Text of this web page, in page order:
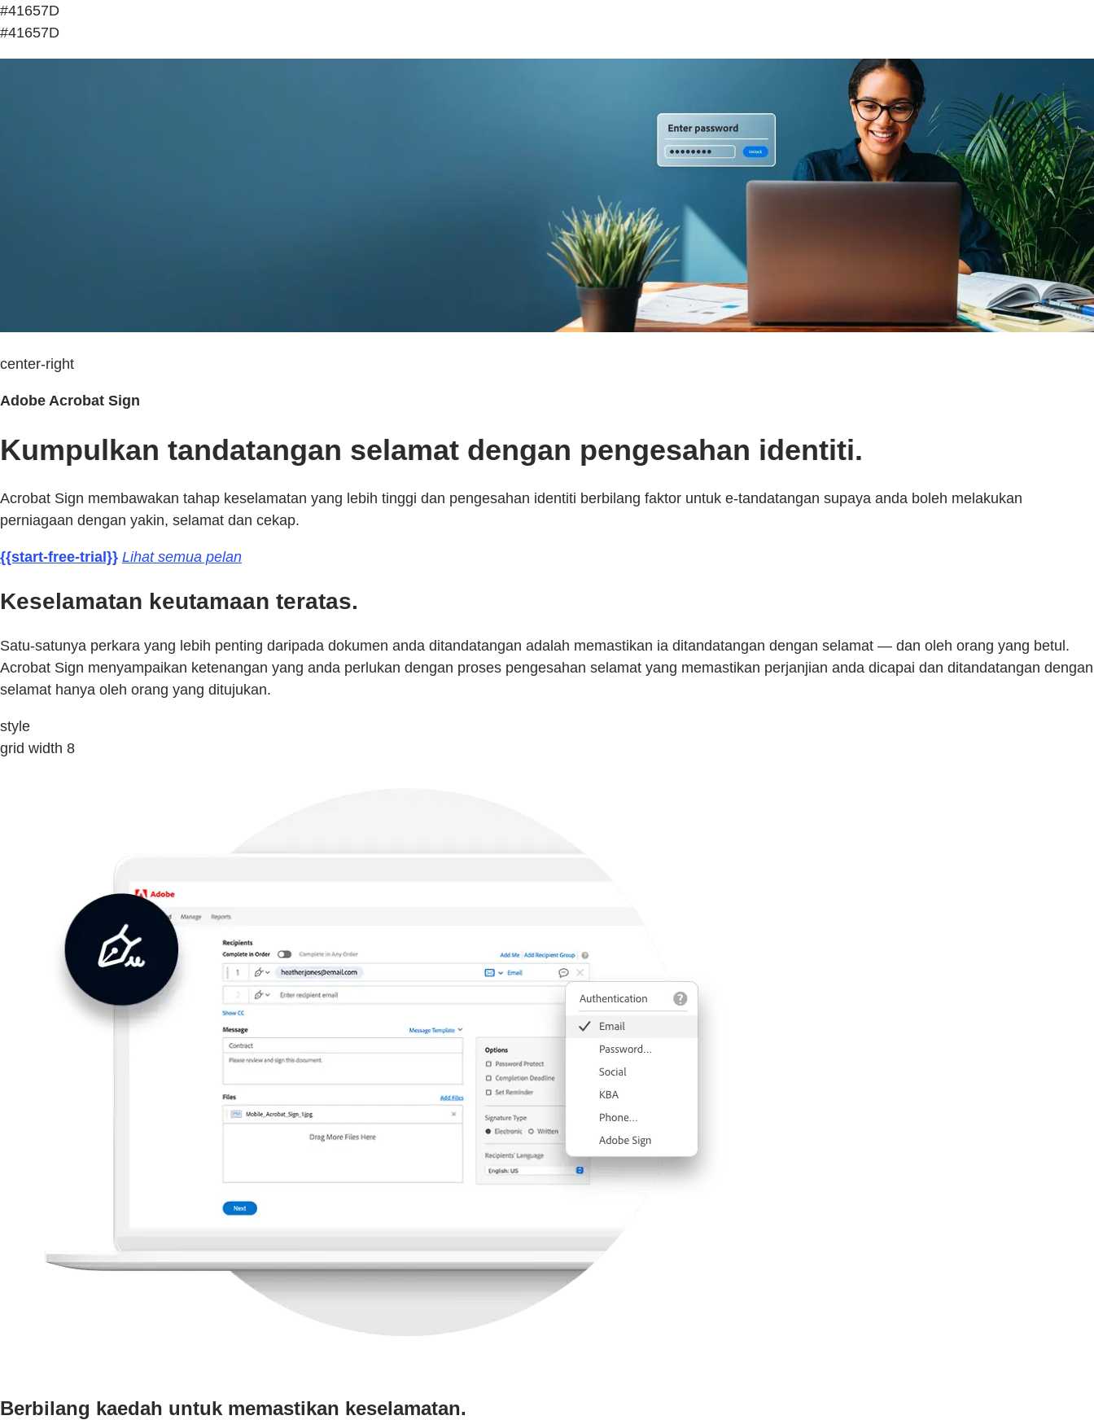
#41657D
#41657D
center-right
Adobe Acrobat Sign
Kumpulkan tandatangan selamat dengan pengesahan identiti.
Acrobat Sign membawakan tahap keselamatan yang lebih tinggi dan pengesahan identiti berbilang faktor untuk e-tandatangan supaya anda boleh melakukan
perniagaan dengan yakin, selamat dan cekap.
{{start-free-trial}} Lihat semua pelan
Keselamatan keutamaan teratas.
Satu-satunya perkara yang lebih penting daripada dokumen anda ditandatangan adalah memastikan ia ditandatangan dengan selamat — dan oleh orang yang betul.
Acrobat Sign menyampaikan ketenangan yang anda perlukan dengan proses pengesahan selamat yang memastikan perjanjian anda dicapai dan ditandatangan dengan
selamat hanya oleh orang yang ditujukan.
style
grid width 8
Berbilang kaedah untuk memastikan keselamatan.